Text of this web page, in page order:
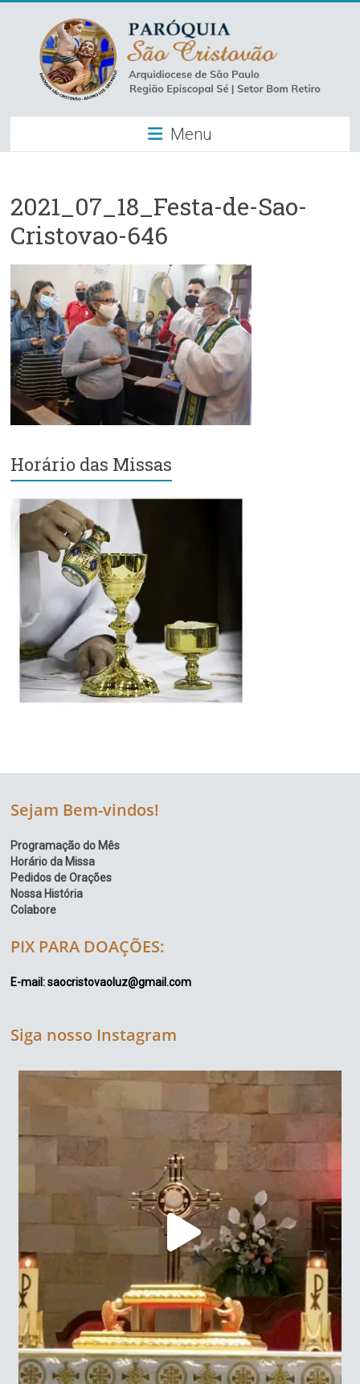
content
Paróquia
São
–
Luz
Arquidiocese
de
São
Paulo
–
Região
Episcopal
Sé
–
Bom
Retiro
Menu
2021_07_18_Festa-de-Sao-
Cristovao-646
Horário das Missas
Sejam Bem-vindos!
Programação do Mês
Horário da Missa
Pedidos de Orações
Nossa História
Colabore
PIX PARA DOAÇÕES:
E-mail: saocristovaoluz@gmail.com
Siga nosso Instagram